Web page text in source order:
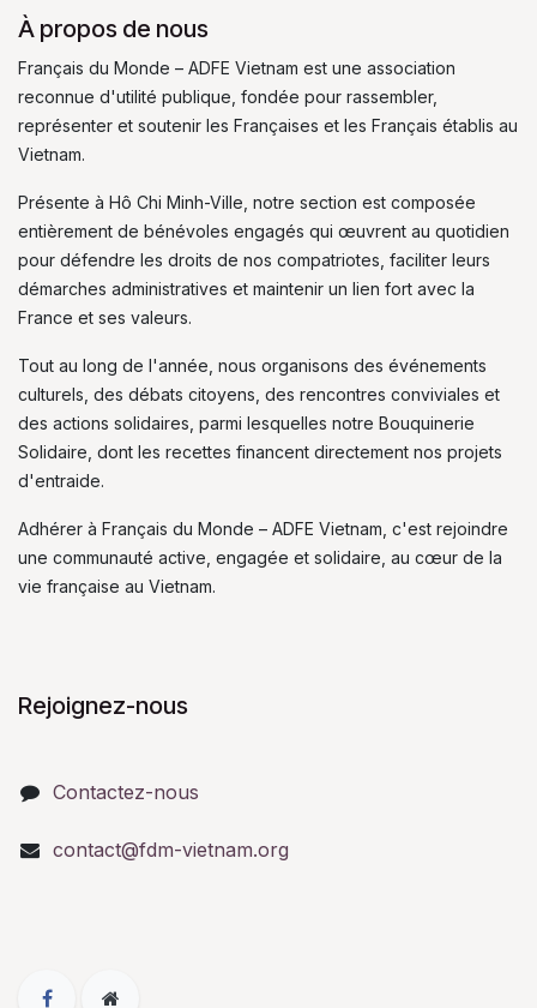
À propos de nous
Français du Monde – ADFE Vietnam est une association
reconnue d'utilité publique, fondée pour rassembler,
représenter et soutenir les Françaises et les Français établis au
Vietnam.
Présente à Hô Chi Minh-Ville, notre section est composée
entièrement de bénévoles engagés qui œuvrent au quotidien
pour défendre les droits de nos compatriotes, faciliter leurs
démarches administratives et maintenir un lien fort avec la
France et ses valeurs.
Tout au long de l'année, nous organisons des événements
culturels, des débats citoyens, des rencontres conviviales et
des actions solidaires, parmi lesquelles notre Bouquinerie
Solidaire, dont les recettes financent directement nos projets
d'entraide.
Adhérer à Français du Monde – ADFE Vietnam, c'est rejoindre
une communauté active, engagée et solidaire, au cœur de la
vie française au Vietnam.
Rejoignez-nous
Contactez-nous
contact@fdm-vietnam.org